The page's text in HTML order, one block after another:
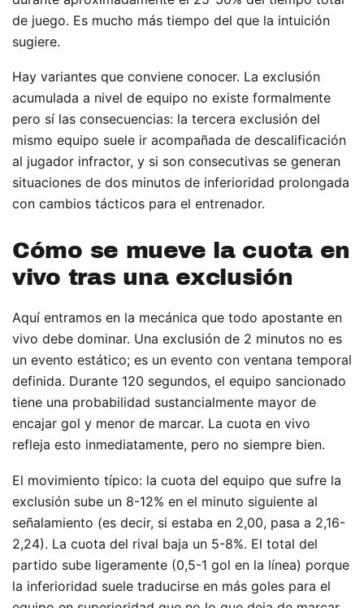
de juego. Es mucho más tiempo del que la intuición
sugiere.
Hay variantes que conviene conocer. La exclusión
acumulada a nivel de equipo no existe formalmente
pero sí las consecuencias: la tercera exclusión del
mismo equipo suele ir acompañada de descalificación
al jugador infractor, y si son consecutivas se generan
situaciones de dos minutos de inferioridad prolongada
con cambios tácticos para el entrenador.
Cómo se mueve la cuota en
vivo tras una exclusión
Aquí entramos en la mecánica que todo apostante en
vivo debe dominar. Una exclusión de 2 minutos no es
un evento estático; es un evento con ventana temporal
definida. Durante 120 segundos, el equipo sancionado
tiene una probabilidad sustancialmente mayor de
encajar gol y menor de marcar. La cuota en vivo
refleja esto inmediatamente, pero no siempre bien.
El movimiento típico: la cuota del equipo que sufre la
exclusión sube un 8-12% en el minuto siguiente al
señalamiento (es decir, si estaba en 2,00, pasa a 2,16-
2,24). La cuota del rival baja un 5-8%. El total del
partido sube ligeramente (0,5-1 gol en la línea) porque
la inferioridad suele traducirse en más goles para el